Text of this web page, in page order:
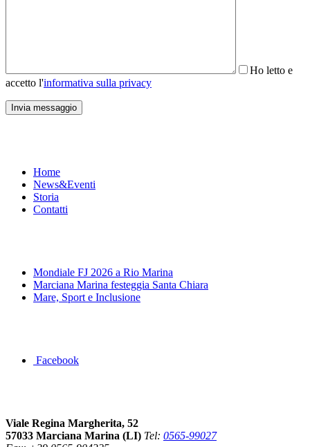
Ho letto e
accetto l'informativa sulla privacy
Home
News&Eventi
Storia
Contatti
Mondiale FJ 2026 a Rio Marina
Marciana Marina festeggia Santa Chiara
Mare, Sport e Inclusione
Facebook
Viale Regina Margherita, 52
57033 Marciana Marina (LI) Tel: 0565-99027